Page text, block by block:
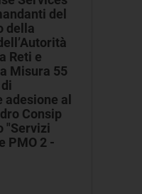
del
della
Reti e
Misura 55
al
Consip
"Servizi
PMO 2 -